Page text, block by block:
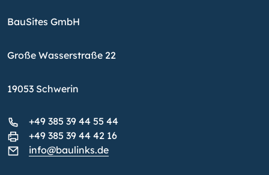
BauSites GmbH
Große Wasserstraße 22
19053 Schwerin
+49 385 39 44 55 44
+49 385 39 44 42 16
info@baulinks.de